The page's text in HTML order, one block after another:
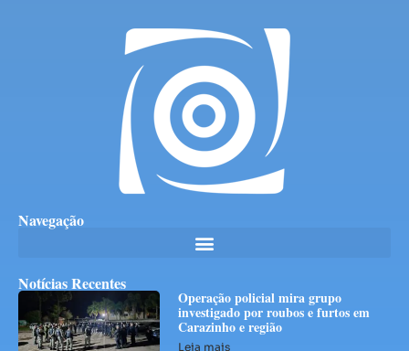
Navegação
Notícias Recentes
Operação policial mira grupo
investigado por roubos e furtos em
Carazinho e região
Leia mais